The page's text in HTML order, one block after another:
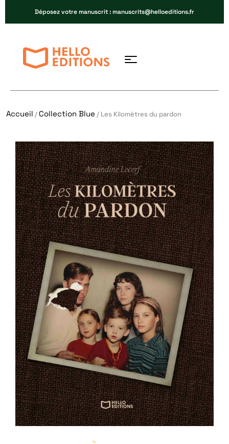
Déposez votre manuscrit : manuscrits@helloeditions.fr
Accueil /Collection Blue / Les Kilomètres du pardon